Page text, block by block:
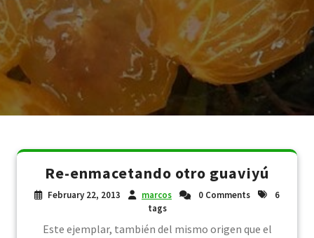
Re-enmacetando otro guaviyú
February 22, 2013 marcos 0 Comments
6
tags
Este ejemplar, también del mismo origen que el